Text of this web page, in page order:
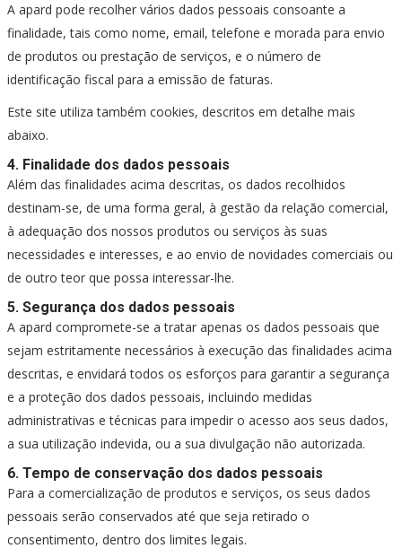
A apard pode recolher vários dados pessoais consoante a
finalidade, tais como nome, email, telefone e morada para envio
de produtos ou prestação de serviços, e o número de
identificação fiscal para a emissão de faturas.
Este site utiliza também cookies, descritos em detalhe mais
abaixo.
4. Finalidade dos dados pessoais
Além das finalidades acima descritas, os dados recolhidos
destinam-se, de uma forma geral, à gestão da relação comercial,
à adequação dos nossos produtos ou serviços às suas
necessidades e interesses, e ao envio de novidades comerciais ou
de outro teor que possa interessar-lhe.
5. Segurança dos dados pessoais
A apard compromete-se a tratar apenas os dados pessoais que
sejam estritamente necessários à execução das finalidades acima
descritas, e envidará todos os esforços para garantir a segurança
e a proteção dos dados pessoais, incluindo medidas
administrativas e técnicas para impedir o acesso aos seus dados,
a sua utilização indevida, ou a sua divulgação não autorizada.
6. Tempo de conservação dos dados pessoais
Para a comercialização de produtos e serviços, os seus dados
pessoais serão conservados até que seja retirado o
consentimento, dentro dos limites legais.